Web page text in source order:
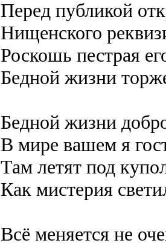
Перед публикой
Нищенского
Роскошь пестрая
Бедной жизни
Бедной жизни
В мире вашем я
Там летят под
Как мистерия
Всё меняется не